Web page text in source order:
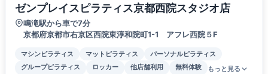
ゼンプレイスピラティス京都西院スタジオ店
鳴滝駅から車で7分
京都府京都市右京区西院東淳和院町1-1 アフレ西院５F
マシンピラティス マットピラティス
パーソナルピラティス
グループピラティス
ロッカー 他店舗利用 無料体験 もっと見る